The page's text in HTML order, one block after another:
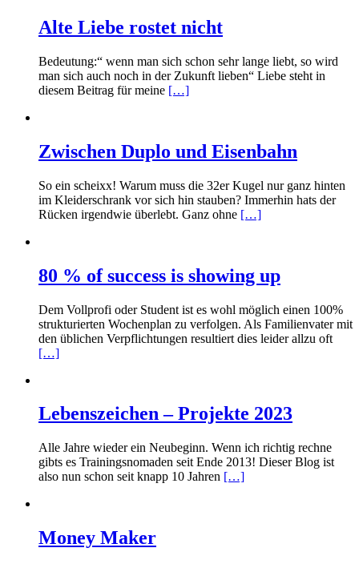
Alte Liebe rostet nicht
Bedeutung:“ wenn man sich schon sehr lange liebt, so wird
man sich auch noch in der Zukunft lieben“ Liebe steht in
diesem Beitrag für meine […]
Zwischen Duplo und Eisenbahn
So ein scheixx! Warum muss die 32er Kugel nur ganz hinten
im Kleiderschrank vor sich hin stauben? Immerhin hats der
Rücken irgendwie überlebt. Ganz ohne […]
80 % of success is showing up
Dem Vollprofi oder Student ist es wohl möglich einen 100%
strukturierten Wochenplan zu verfolgen. Als Familienvater mit
den üblichen Verpflichtungen resultiert dies leider allzu oft
[…]
Lebenszeichen – Projekte 2023
Alle Jahre wieder ein Neubeginn. Wenn ich richtig rechne
gibts es Trainingsnomaden seit Ende 2013! Dieser Blog ist
also nun schon seit knapp 10 Jahren […]
Money Maker